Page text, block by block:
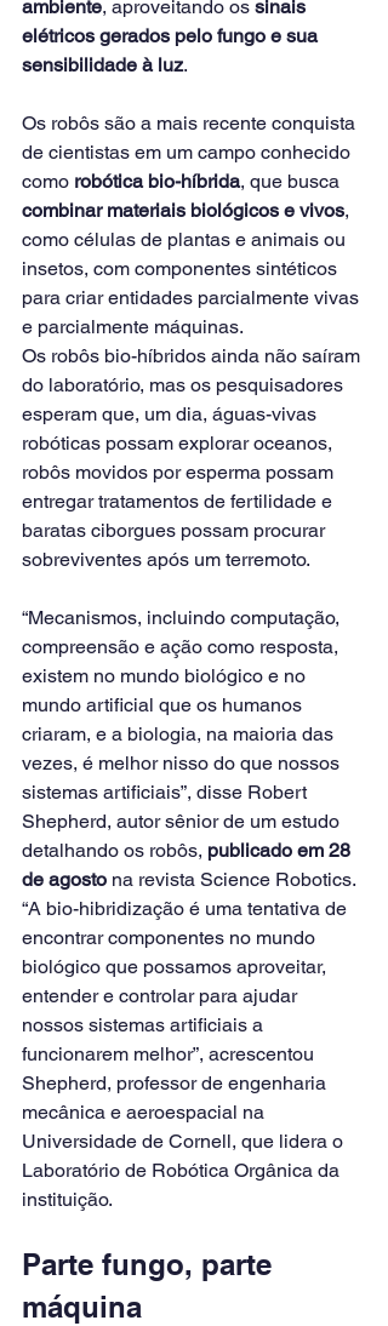
ambiente, aproveitando os sinais
elétricos gerados pelo fungo e sua
sensibilidade à luz.
Os robôs são a mais recente conquista
de cientistas em um campo conhecido
como robótica bio-híbrida, que busca
combinar materiais biológicos e vivos,
como células de plantas e animais ou
insetos, com componentes sintéticos
para criar entidades parcialmente vivas
e parcialmente máquinas.
Os robôs bio-híbridos ainda não saíram
do laboratório, mas os pesquisadores
esperam que, um dia, águas-vivas
robóticas possam explorar oceanos,
robôs movidos por esperma possam
entregar tratamentos de fertilidade e
baratas ciborgues possam procurar
sobreviventes após um terremoto.
“Mecanismos, incluindo computação,
compreensão e ação como resposta,
existem no mundo biológico e no
mundo artificial que os humanos
criaram, e a biologia, na maioria das
vezes, é melhor nisso do que nossos
sistemas artificiais”, disse Robert
Shepherd, autor sênior de um estudo
detalhando os robôs, publicado em 28
de agosto na revista Science Robotics.
“A bio-hibridização é uma tentativa de
encontrar componentes no mundo
biológico que possamos aproveitar,
entender e controlar para ajudar
nossos sistemas artificiais a
funcionarem melhor”, acrescentou
Shepherd, professor de engenharia
mecânica e aeroespacial na
Universidade de Cornell, que lidera o
Laboratório de Robótica Orgânica da
instituição.
Parte fungo, parte
máquina